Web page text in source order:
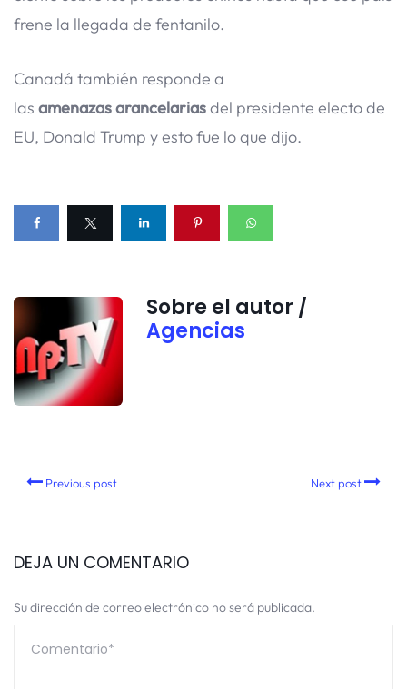
frene la llegada de fentanilo.
Canadá también responde a
las amenazas arancelariasdel presidente electo de
EU, Donald Trump y esto fue lo que dijo.
Sobre el autor /
Agencias
Previous post Next post
DEJA UN COMENTARIO
Su dirección de correo electrónico no será publicada.